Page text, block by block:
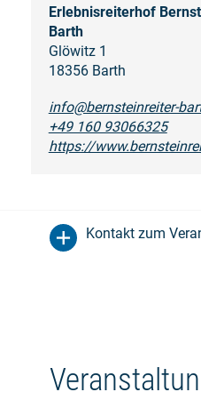
Erlebnisreiterhof
Barth
Glöwitz 1
18356 Barth
info@bernsteinreiter-
+49 160 93066325
https://
Kontakt zum